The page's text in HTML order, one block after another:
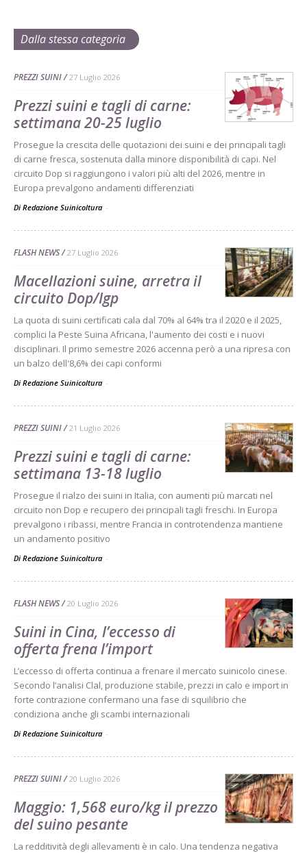
Dalla stessa categoria
PREZZI SUINI 27 Luglio 2026
Prezzi suini e tagli di carne:
settimana 20-25 luglio
Prosegue la crescita delle quotazioni dei suini e dei principali tagli
di carne fresca, sostenuta dalla minore disponibilità di capi. Nel
circuito Dop si raggiungono i valori più alti del 2026, mentre in
Europa prevalgono andamenti differenziati
Di Redazione Suinicoltura -
FLASH NEWS 27 Luglio 2026
Macellazioni suine, arretra il
circuito Dop/Igp
La quota di suini certificati cala dal 70% al 64% tra il 2020 e il 2025,
complici la Peste Suina Africana, l'aumento dei costi e i nuovi
disciplinari. Il primo semestre 2026 accenna però a una ripresa con
un balzo dell'8,6% dei capi conformi
Di Redazione Suinicoltura -
PREZZI SUINI 21 Luglio 2026
Prezzi suini e tagli di carne:
settimana 13-18 luglio
Prosegue il rialzo dei suini in Italia, con aumenti più marcati nel
circuito non Dop e recupero dei principali tagli freschi. In Europa
prevalgono i ribassi, mentre Francia in controtendenza mantiene
un andamento positivo
Di Redazione Suinicoltura -
FLASH NEWS 20 Luglio 2026
Suini in Cina, l’eccesso di
offerta frena l’import
L’eccesso di offerta continua a frenare il mercato suinicolo cinese.
Secondo l’analisi Clal, produzione stabile, prezzi in calo e import in
forte contrazione confermano una fase di squilibrio che
condiziona anche gli scambi internazionali
Di Redazione Suinicoltura -
PREZZI SUINI 20 Luglio 2026
Maggio: 1,568 euro/kg il prezzo
del suino pesante
La redditività degli allevamenti è in calo. Una tendenza negativa